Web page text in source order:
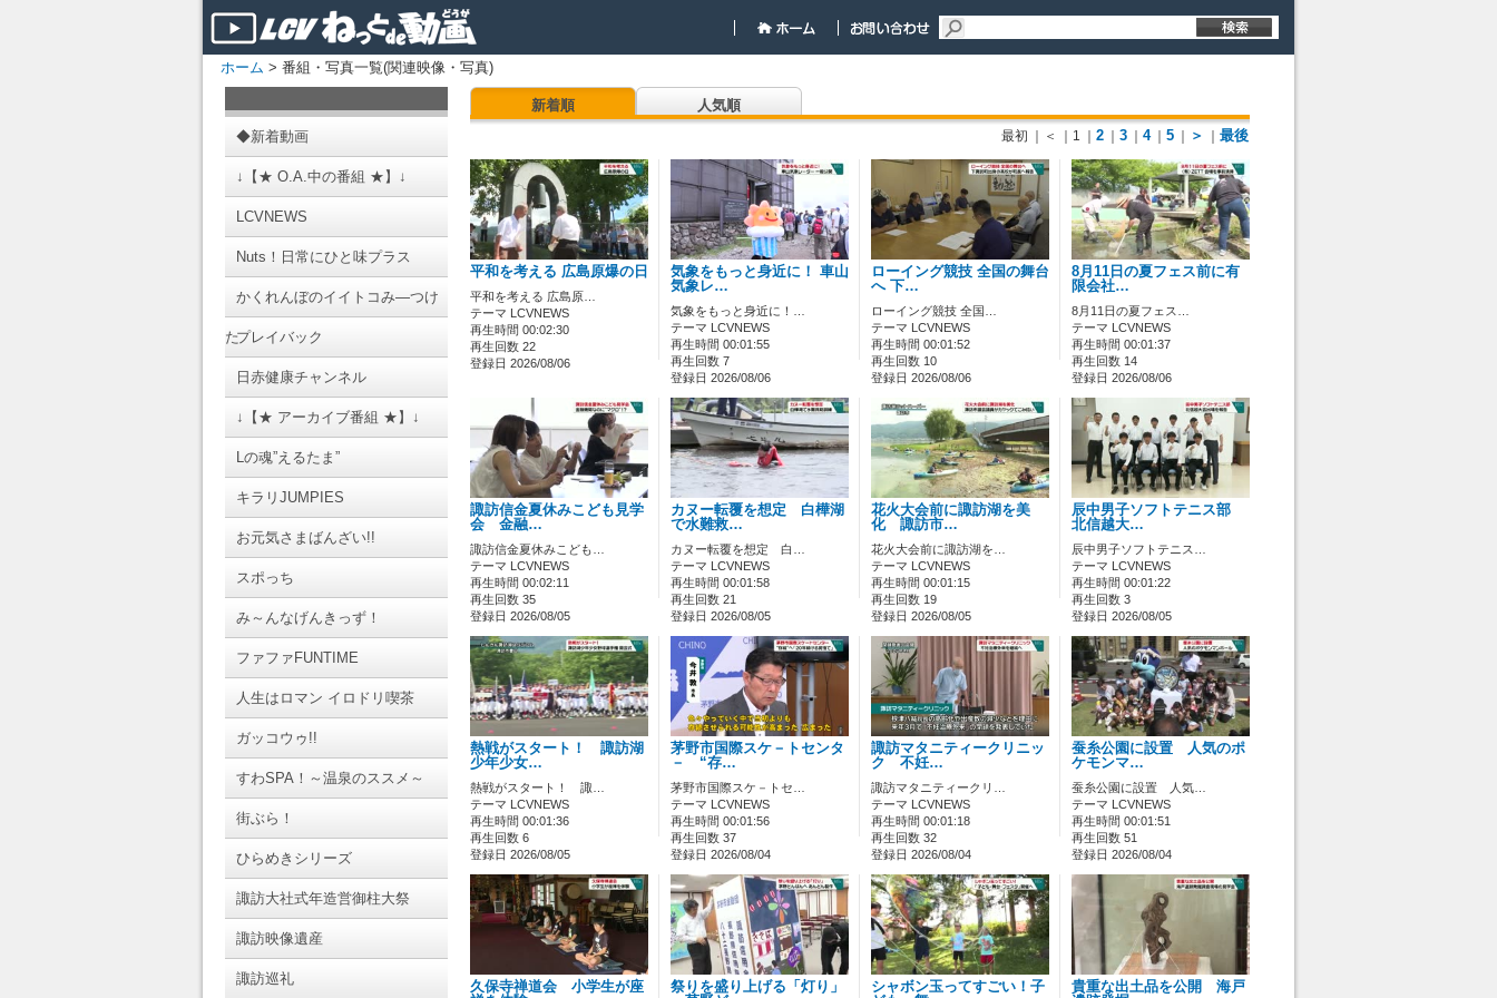
ホーム > 番組・写真一覧(関連映像・写真)
◆新着動画
↓【★ O.A.中の番組 ★】↓
LCVNEWS
Nuts！日常にひと味プラス
かくれんぼのイイトコみ―つけ
たプレイバック
日赤健康チャンネル
↓【★ アーカイブ番組 ★】↓
Lの魂”えるたま”
キラリJUMPIES
お元気さまばんざい!!
スポっち
み～んなげんきっず！
ファファFUNTIME
人生はロマン イロドリ喫茶
ガッコウゥ!!
すわSPA！～温泉のススメ～
街ぶら！
ひらめきシリーズ
諏訪大社式年造営御柱大祭
諏訪映像遺産
諏訪巡礼
新着順 人気順
最初 ｜＜ ｜1 2 3 4 5 ＞ 最後
平和を考える 広島原爆の日
平和を考える 広島原…
テーマ LCVNEWS
再生時間 00:02:30
再生回数 22
登録日 2026/08/06
気象をもっと身近に！ 車山
気象レ…
気象をもっと身近に！…
テーマ LCVNEWS
再生時間 00:01:55
再生回数 7
登録日 2026/08/06
ローイング競技 全国の舞台
へ 下…
ローイング競技 全国…
テーマ LCVNEWS
再生時間 00:01:52
再生回数 10
登録日 2026/08/06
8月11日の夏フェス前に有
限会社…
8月11日の夏フェス…
テーマ LCVNEWS
再生時間 00:01:37
再生回数 14
登録日 2026/08/06
諏訪信金夏休みこども見学
会 金融…
諏訪信金夏休みこども…
テーマ LCVNEWS
再生時間 00:02:11
再生回数 35
登録日 2026/08/05
カヌー転覆を想定 白樺湖
で水難救…
カヌー転覆を想定 白…
テーマ LCVNEWS
再生時間 00:01:58
再生回数 21
登録日 2026/08/05
花火大会前に諏訪湖を美
化 諏訪市…
花火大会前に諏訪湖を…
テーマ LCVNEWS
再生時間 00:01:15
再生回数 19
登録日 2026/08/05
辰中男子ソフトテニス部
北信越大…
辰中男子ソフトテニス…
テーマ LCVNEWS
再生時間 00:01:22
再生回数 3
登録日 2026/08/05
熱戦がスタート！ 諏訪湖
少年少女…
熱戦がスタート！ 諏…
テーマ LCVNEWS
再生時間 00:01:36
再生回数 6
登録日 2026/08/05
茅野市国際スケ－トセンタ
－ “存…
茅野市国際スケ－トセ…
テーマ LCVNEWS
再生時間 00:01:56
再生回数 37
登録日 2026/08/04
諏訪マタニティークリニッ
ク 不妊…
諏訪マタニティークリ…
テーマ LCVNEWS
再生時間 00:01:18
再生回数 32
登録日 2026/08/04
蚕糸公園に設置 人気のポ
ケモンマ…
蚕糸公園に設置 人気…
テーマ LCVNEWS
再生時間 00:01:51
再生回数 51
登録日 2026/08/04
久保寺禅道会 小学生が座
祭りを盛り上げる「灯り」
シャボン玉ってすごい！子
貴重な出土品を公開 海戸